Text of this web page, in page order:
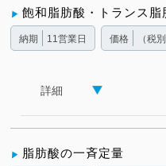
飽和脂肪酸・トランス
納期 11営業日 価格 （税
詳細
脂肪酸の一斉定量